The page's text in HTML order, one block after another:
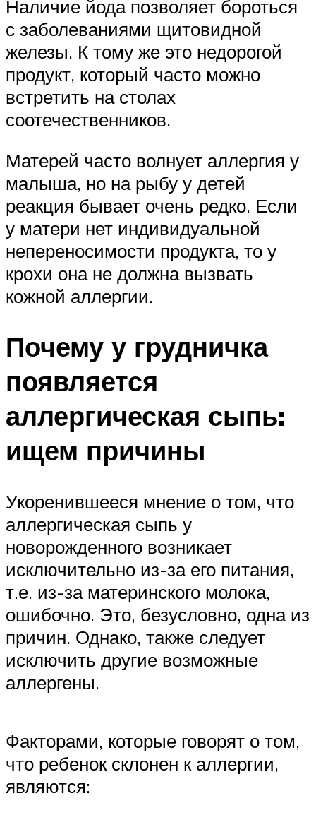
Наличие йода позволяет бороться
с заболеваниями щитовидной
железы. К тому же это недорогой
продукт, который часто можно
встретить на столах
соотечественников.
Матерей часто волнует аллергия у
малыша, но на рыбу у детей
реакция бывает очень редко. Если
у матери нет индивидуальной
непереносимости продукта, то у
крохи она не должна вызвать
кожной аллергии.
Почему у грудничка
появляется
аллергическая сыпь:
ищем причины
Укоренившееся мнение о том, что
аллергическая сыпь у
новорожденного возникает
исключительно из-за его питания,
т.е. из-за материнского молока,
ошибочно. Это, безусловно, одна из
причин. Однако, также следует
исключить другие возможные
аллергены.
Факторами, которые говорят о том,
что ребенок склонен к аллергии,
являются: